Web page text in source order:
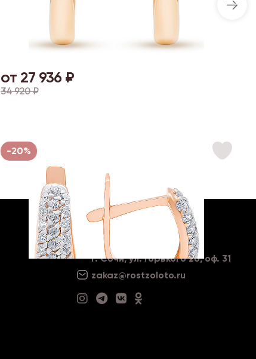
от 27 936 ₽
34 920 ₽
-20%
8 800 234 35 54
Наш адрес
г. Сочи, ул. Горького 26, оф. 31
zakaz@rostzoloto.ru